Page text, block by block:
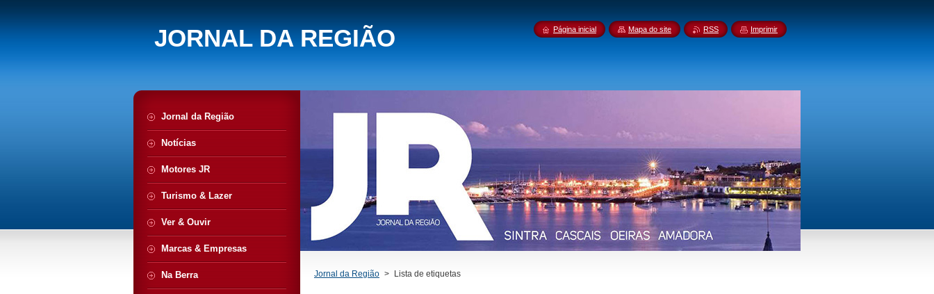
JORNAL DA REGIÃO
Jornal da Região > Lista de etiquetas
Jornal da Região
Notícias
Motores JR
Turismo & Lazer
Ver & Ouvir
Marcas & Empresas
Na Berra
Página inicial Mapa do site RSS Imprimir